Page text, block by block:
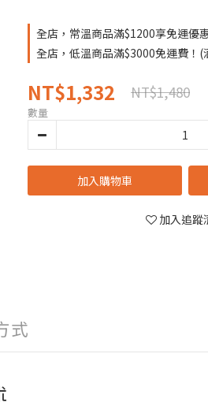
全店，常溫商品滿$1200享免運優
全店，低溫商品滿$3000免運費！(
NT$1,332 NT$1,480
數量
加入購物車
加入追蹤
式